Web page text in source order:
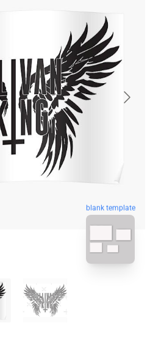
blank template